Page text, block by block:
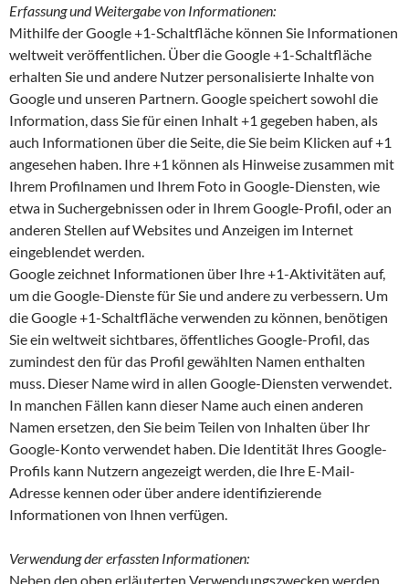
Erfassung und Weitergabe von Informationen:
Mithilfe der Google +1-Schaltfläche können Sie Informationen
weltweit veröffentlichen. Über die Google +1-Schaltfläche
erhalten Sie und andere Nutzer personalisierte Inhalte von
Google und unseren Partnern. Google speichert sowohl die
Information, dass Sie für einen Inhalt +1 gegeben haben, als
auch Informationen über die Seite, die Sie beim Klicken auf +1
angesehen haben. Ihre +1 können als Hinweise zusammen mit
Ihrem Profilnamen und Ihrem Foto in Google-Diensten, wie
etwa in Suchergebnissen oder in Ihrem Google-Profil, oder an
anderen Stellen auf Websites und Anzeigen im Internet
eingeblendet werden.
Google zeichnet Informationen über Ihre +1-Aktivitäten auf,
um die Google-Dienste für Sie und andere zu verbessern. Um
die Google +1-Schaltfläche verwenden zu können, benötigen
Sie ein weltweit sichtbares, öffentliches Google-Profil, das
zumindest den für das Profil gewählten Namen enthalten
muss. Dieser Name wird in allen Google-Diensten verwendet.
In manchen Fällen kann dieser Name auch einen anderen
Namen ersetzen, den Sie beim Teilen von Inhalten über Ihr
Google-Konto verwendet haben. Die Identität Ihres Google-
Profils kann Nutzern angezeigt werden, die Ihre E-Mail-
Adresse kennen oder über andere identifizierende
Informationen von Ihnen verfügen.
Verwendung der erfassten Informationen:
Neben den oben erläuterten Verwendungszwecken werden